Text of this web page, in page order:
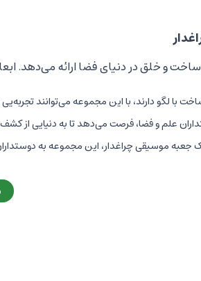
با لگو دارند، با این مجموعه می‌توانند
علم و فضا، فرصت می‌دهد تا به دنیایی از
جعبه موسیقی چراغدار، این مجموعه به
یک فضانورد سوار بر فضاپیما